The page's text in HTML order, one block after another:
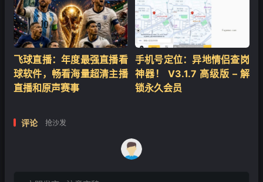
飞球直播：年度最强直播看
球软件，畅看海量超清主播
直播和原声赛事
手机号定位：异地情侣查岗
神器！ V3.1.7 高级版 – 解
锁永久会员
评论 抢沙发